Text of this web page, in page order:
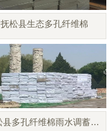
抚松县生态多孔纤维棉
抚松县多孔纤维棉雨水调蓄模块